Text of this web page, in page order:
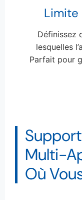
Limite
Définissez
lesquelles
Parfait pour
Multi-
Où